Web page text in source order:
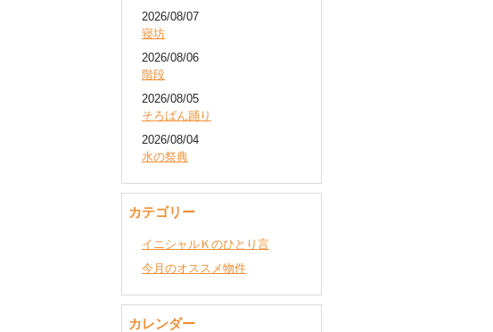
2026/08/07
寝坊
2026/08/06
階段
2026/08/05
そろばん踊り
2026/08/04
水の祭典
カテゴリー
イニシャルＫのひとり言
今月のオススメ物件
カレンダー